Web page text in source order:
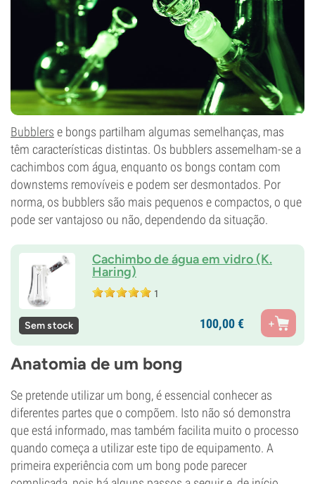
Bubblers e bongs partilham algumas semelhanças, mas
têm características distintas. Os bubblers assemelham-se a
cachimbos com água, enquanto os bongs contam com
downstems removíveis e podem ser desmontados. Por
norma, os bubblers são mais pequenos e compactos, o que
pode ser vantajoso ou não, dependendo da situação.
Cachimbo de água em vidro (K.
Haring)
1
Sem stock 100,00€
Anatomia de um bong
Se pretende utilizar um bong, é essencial conhecer as
diferentes partes que o compõem. Isto não só demonstra
que está informado, mas também facilita muito o processo
quando começa a utilizar este tipo de equipamento. A
primeira experiência com um bong pode parecer